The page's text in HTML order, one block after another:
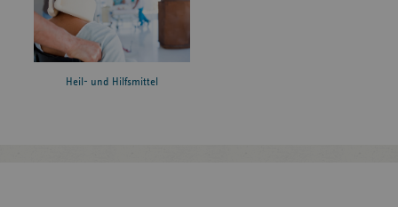
Heil- und Hilfsmittel